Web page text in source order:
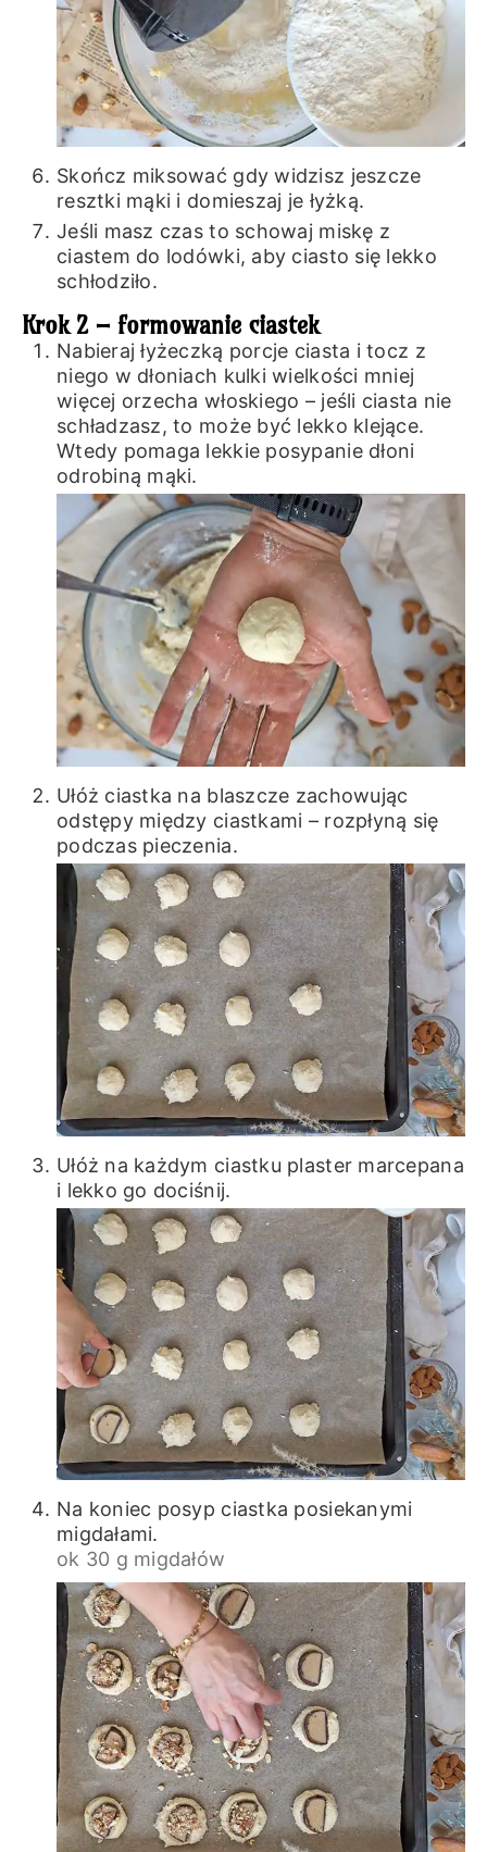
Skończ miksować gdy widzisz jeszcze
resztki mąki i domieszaj je łyżką.
Jeśli masz czas to schowaj miskę z
ciastem do lodówki, aby ciasto się lekko
schłodziło.
Krok 2 – formowanie ciastek
Nabieraj łyżeczką porcje ciasta i tocz z
niego w dłoniach kulki wielkości mniej
więcej orzecha włoskiego – jeśli ciasta nie
schładzasz, to może być lekko klejące.
Wtedy pomaga lekkie posypanie dłoni
odrobiną mąki.
Ułóż ciastka na blaszcze zachowując
odstępy między ciastkami – rozpłyną się
podczas pieczenia.
Ułóż na każdym ciastku plaster marcepana
i lekko go dociśnij.
Na koniec posyp ciastka posiekanymi
migdałami.
ok 30 g migdałów